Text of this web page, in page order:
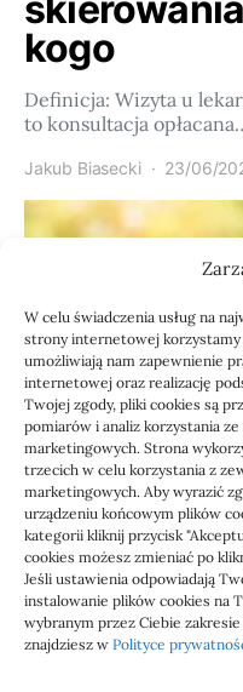
W celu świadczenia usług na
strony internetowej korzystamy
umożliwiają nam zapewnienie
internetowej oraz realizację
Twojej zgody, pliki cookies są
pomiarów i analiz korzystania
marketingowych. Strona
trzecich w celu korzystania z
marketingowych. Aby wyrazić
urządzeniu końcowym plików
kategorii kliknij przycisk
cookies możesz zmieniać po
Jeśli ustawienia odpowiadają
instalowanie plików cookies na
wybranym przez Ciebie
znajdziesz w Polityce
kogo
Definicja: Wizyta u
to konsultacja
Jakub Biasecki 23/06/
Usługi
Jak
zaległości
Definicja: Weryfikacja,
przejmie zaległości w